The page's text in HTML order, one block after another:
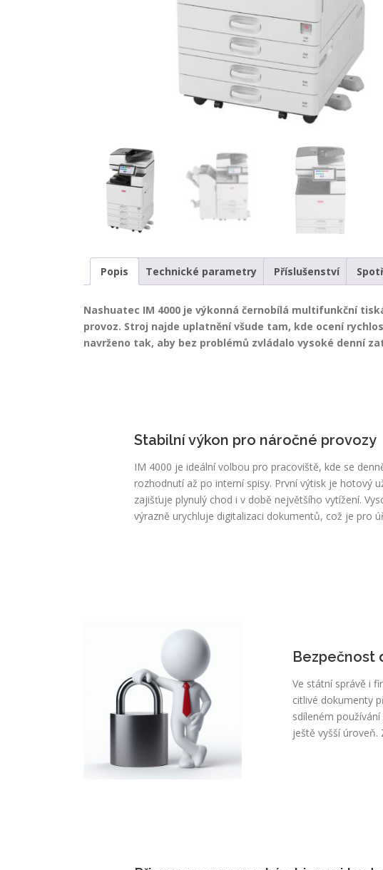
Popis Technické parametry Příslušenství
Nashuatec IM 4000 je výkonná černobílá multifunkční
provoz. Stroj najde uplatnění všude tam, kde ocení
navrženo tak, aby bez problémů zvládalo vysoké denní
Stabilní výkon pro náročné provozy
IM 4000 je ideální volbou pro pracoviště, kde se
rozhodnutí až po interní spisy. První výtisk je hotový
zajišťuje plynulý chod i v době největšího vytížení.
výrazně urychluje digitalizaci dokumentů, což je pro
Bezpečnost
Ve státní správě i
citlivé dokumenty
sdíleném
ještě vyšší